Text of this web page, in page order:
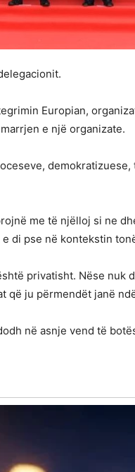
Europian,
e një organizate.
me të njëlloj si ne
di pse në kontekstin
privatisht. Nëse
që ju përmendët janë
në asnje vend të